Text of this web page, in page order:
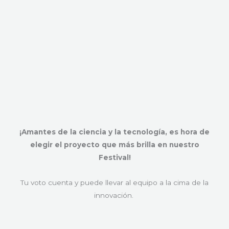
¡Amantes de la ciencia y la tecnología, es hora de
elegir el proyecto que más brilla en nuestro
Festival!
Tu voto cuenta y puede llevar al equipo a la cima de la
innovación.